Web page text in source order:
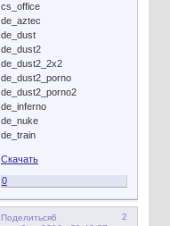
cs_office
de_aztec
de_dust
de_dust2
de_dust2_2x2
de_dust2_porno
de_dust2_porno2
de_inferno
de_nuke
de_train
Скачать
0
Поделиться 2
6